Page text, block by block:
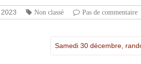
Non classé Pas de commentaire
Samedi 30 décembre,